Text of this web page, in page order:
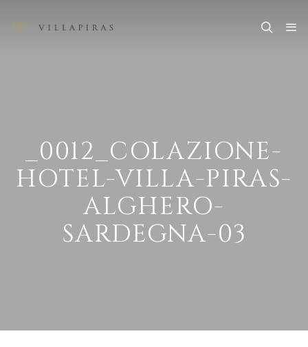
_0012_COLAZIONE-
HOTEL-VILLA-PIRAS-
ALGHERO-
SARDEGNA-03